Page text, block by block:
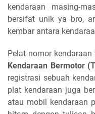
kendaraan masing-
bersifat unik ya bro,
kembar antara
Pelat nomor
Kendaraan Bermotor
registrasi sebuah
plat kendaraan juga
atau mobil kendaraan